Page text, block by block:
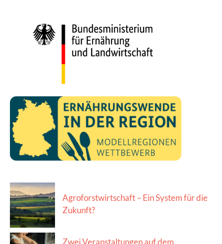
Agroforstwirtschaft – Ein System für die
Zukunft?
Zwei Veranstaltungen auf dem